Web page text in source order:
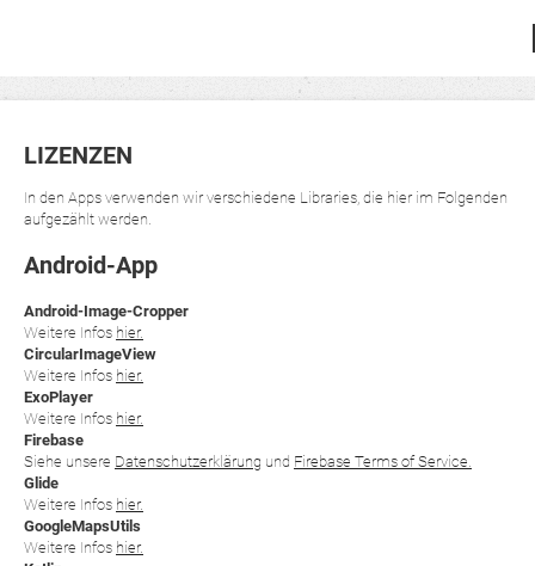
LIZENZEN
In den Apps verwenden wir verschiedene Libraries, die hier im Folgenden
aufgezählt werden.
Android-App
Android-Image-Cropper
Weitere Infos hier.
CircularImageView
Weitere Infos hier.
ExoPlayer
Weitere Infos hier.
Firebase
Siehe unsere Datenschutzerklärung und Firebase Terms of Service.
Glide
Weitere Infos hier.
GoogleMapsUtils
Weitere Infos hier.